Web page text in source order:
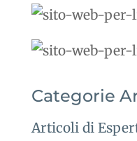
Categorie
Articoli di